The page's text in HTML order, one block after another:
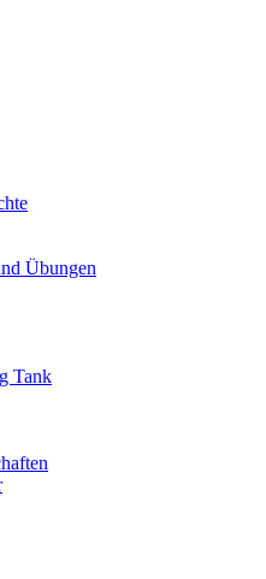
Übungen
Tank